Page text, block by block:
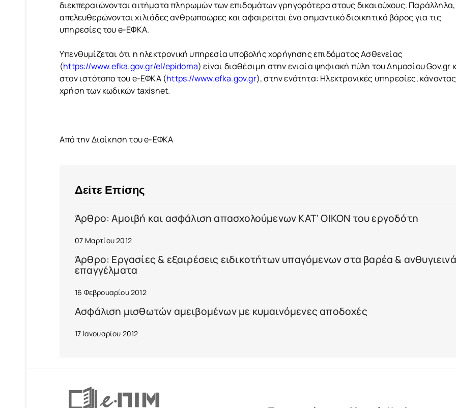
διεκπεραιώνονται αιτήματα πληρωμών των επιδομάτων γρηγορότερα στους δικαιούχους. Παράλληλα,
απελευθερώνονται χιλιάδες ανθρωποώρες και αφαιρείται ένα σημαντικό διοικητικό βάρος για τις
υπηρεσίες του e-ΕΦΚΑ.
Υπενθυμίζεται ότι η ηλεκτρονική υπηρεσία υποβολής χορήγησης επιδόματος Ασθενείας
(https://www.efka.gov.gr/el/epidoma) είναι διαθέσιμη στην ενιαία ψηφιακή πύλη του Δημοσίου Gov.gr
στον ιστότοπο του e-ΕΦΚΑ (https://www.efka.gov.gr), στην ενότητα: Ηλεκτρονικές υπηρεσίες, κάνοντας
χρήση των κωδικών taxisnet.
Από την Διοίκηση του e-ΕΦΚΑ
Δείτε Επίσης
Άρθρο: Αμοιβή και ασφάλιση απασχολούμενων ΚΑΤ' ΟΙΚΟΝ του εργοδότη
07 Μαρτίου 2012
Άρθρο: Εργασίες & εξαιρέσεις ειδικοτήτων υπαγόμενων στα βαρέα & ανθυγιεινά
επαγγέλματα
16 Φεβρουαρίου 2012
Ασφάλιση μισθωτών αμειβομένων με κυμαινόμενες αποδοχές
17 Ιανουαρίου 2012